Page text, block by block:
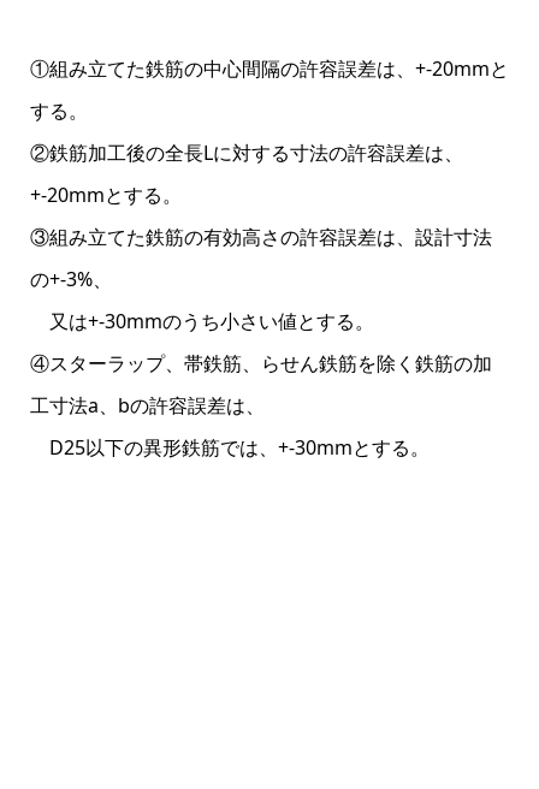
①組み立てた鉄筋の中心間隔の許容誤差は、+-20mmと
する。
②鉄筋加工後の全長Lに対する寸法の許容誤差は、
+-20mmとする。
③組み立てた鉄筋の有効高さの許容誤差は、設計寸法
の+-3%、
又は+-30mmのうち小さい値とする。
④スターラップ、帯鉄筋、らせん鉄筋を除く鉄筋の加
工寸法a、bの許容誤差は、
D25以下の異形鉄筋では、+-30mmとする。